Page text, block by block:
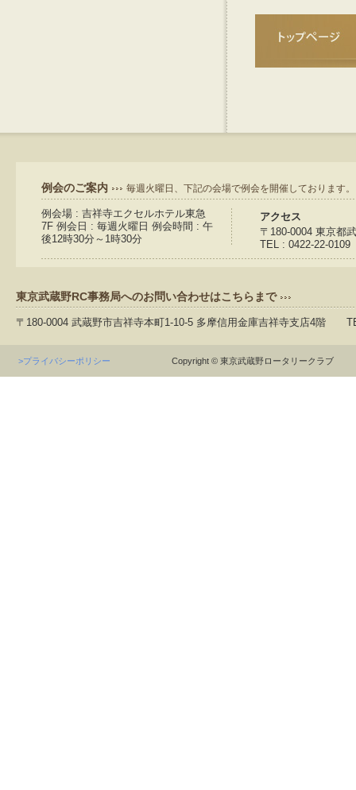
例会のご案内 毎週火曜日、下記の会場で例会を開催しております。
例会場 : 吉祥寺エクセルホテル東急
7F 例会日 : 毎週火曜日 例会時間 : 午
後12時30分～1時30分
アクセス
〒180-0004 東京都
TEL : 0422-22-
東京武蔵野RC事務局へのお問い合わせはこちらまで
〒180-0004 武蔵野市吉祥寺本町1-10-5 多摩信用金庫吉祥寺支店4
>プライバシーポリシー Copyright © 東京武蔵野ロータリークラブ